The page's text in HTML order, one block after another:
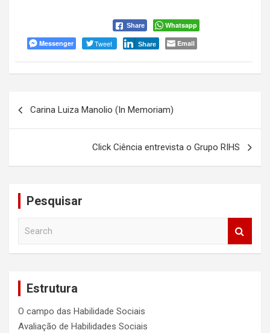
Share
Whatsapp
Messenger
Tweet Share Email
Carina Luiza Manolio (In Memoriam)
Click Ciência entrevista o Grupo RIHS
Pesquisar
Estrutura
O campo das Habilidade Sociais
Avaliação de Habilidades Sociais